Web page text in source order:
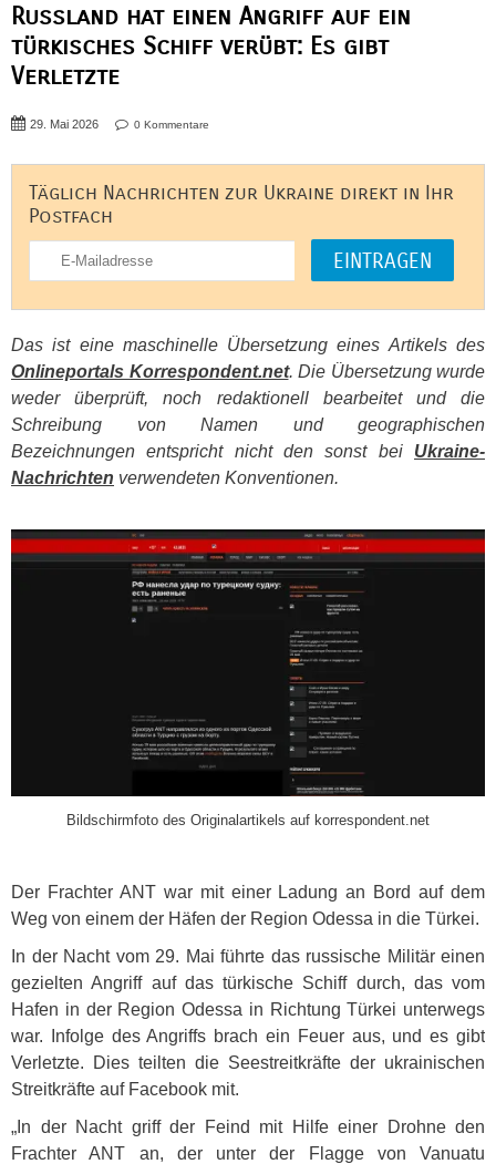
Russland hat einen Angriff auf ein
türkisches Schiff verübt: Es gibt
Verletzte
29. Mai 2026 0 Kommentare
Täglich Nachrichten zur Ukraine direkt in Ihr
Postfach
Das ist eine maschinelle Übersetzung eines Artikels des
Onlineportals Korrespondent.net. Die Übersetzung wurde
weder überprüft, noch redaktionell bearbeitet und die
Schreibung von Namen und geographischen
Bezeichnungen entspricht nicht den sonst bei Ukraine-
Nachrichten verwendeten Konventionen.
Bildschirmfoto des Originalartikels auf korrespondent.net
Der Frachter ANTwar mit einer Ladung an Bord auf dem
Weg von einem der Häfen der Region Odessa in die Türkei.
In der Nacht vom 29. Mai führte das russische Militär einen
gezielten Angriff auf das türkische Schiff durch, das vom
Hafen in der Region Odessa in Richtung Türkei unterwegs
war. Infolge des Angriffs brach ein Feuer aus, und es gibt
Verletzte. Dies teilten die Seestreitkräfte der ukrainischen
Streitkräfte auf Facebook mit.
„In der Nacht griff der Feind mit Hilfe einer Drohne den
FrachterANT an, der unter der Flagge von Vanuatu